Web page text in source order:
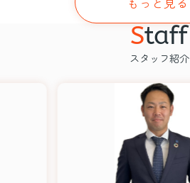
Staff
スタッフ紹介